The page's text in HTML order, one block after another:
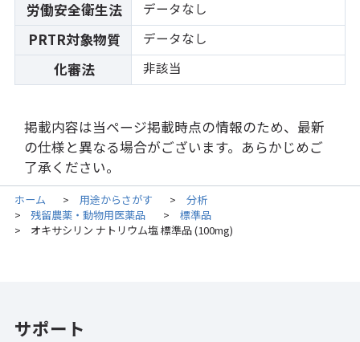
労働安全衛生法 データなし
PRTR対象物質 データなし
化審法 非該当
掲載内容は当ページ掲載時点の情報のため、最新
の仕様と異なる場合がございます。あらかじめご
了承ください。
ホーム > 用途からさがす > 分析
> 残留農薬・動物用医薬品 > 標準品
> オキサシリン ナトリウム塩 標準品 (100mg)
サポート